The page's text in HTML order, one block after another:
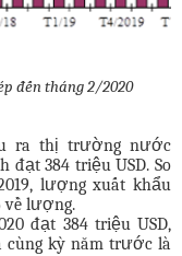
đến tháng 2/2020
ra thị trường nước
đạt 384 triệu USD. So
lượng xuất khẩu
về lượng.
đạt 384 triệu USD,
cùng kỳ năm trước là